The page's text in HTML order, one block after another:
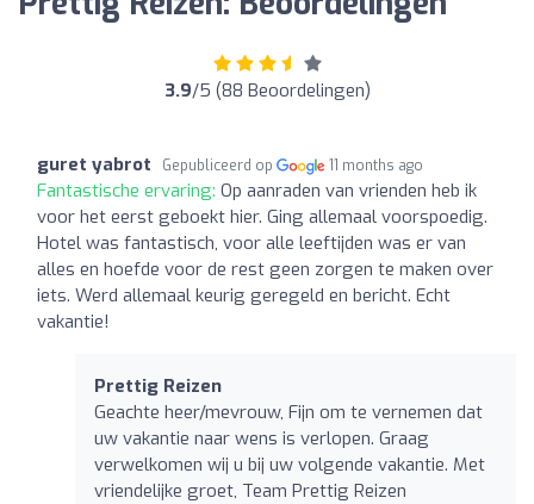
3.9/5 (88 Beoordelingen)
guret yabrot Gepubliceerd op 11 months ago
Fantastische ervaring: Op aanraden van vrienden heb ik
voor het eerst geboekt hier. Ging allemaal voorspoedig.
Hotel was fantastisch, voor alle leeftijden was er van
alles en hoefde voor de rest geen zorgen te maken over
iets. Werd allemaal keurig geregeld en bericht. Echt
vakantie!
Prettig Reizen
Geachte heer/mevrouw, Fijn om te vernemen dat
uw vakantie naar wens is verlopen. Graag
verwelkomen wij u bij uw volgende vakantie. Met
vriendelijke groet, Team Prettig Reizen